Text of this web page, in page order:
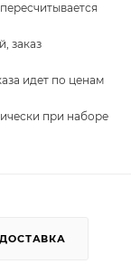
заказ
идет по ценам
при наборе
ДОСТАВКА